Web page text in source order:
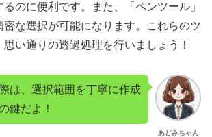
のに便利です。また、「ペンツール」
密な選択が可能になります。これらのツ
い通りの透過処理を行いましょう！
あどみちゃん
は、選択範囲を丁寧に作成
鍵だよ！